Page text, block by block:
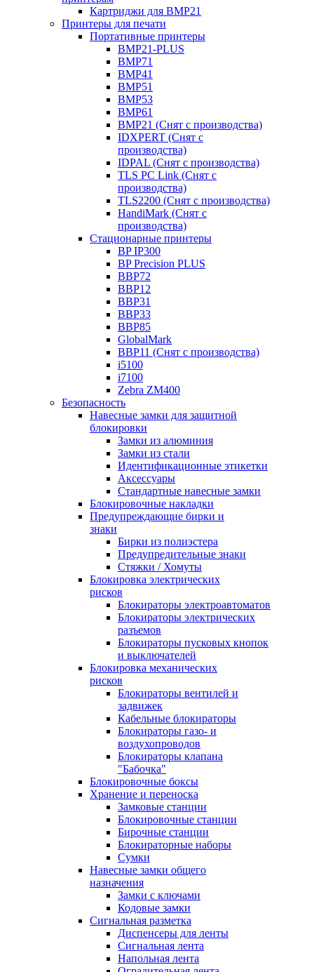
Картриджи для BMP21
Принтеры для печати
Портативные принтеры
BMP21-PLUS
BMP71
BMP41
BMP51
BMP53
BMP61
BMP21 (Снят с производства)
IDXPERT (Снят с
производства)
IDPAL (Снят с производства)
TLS PC Link (Снят с
производства)
TLS2200 (Снят с производства)
HandiMark (Снят с
производства)
Стационарные принтеры
BP IP300
BP Precision PLUS
BBP72
BBP12
BBP31
BBP33
BBP85
GlobalMark
BBP11 (Снят с производства)
i5100
i7100
Zebra ZM400
Безопасность
Навесные замки для защитной
блокировки
Замки из алюминия
Замки из стали
Идентификационные этикетки
Аксессуары
Стандартные навесные замки
Блокировочные накладки
Предупреждающие бирки и
знаки
Бирки из полиэстера
Предупредительные знаки
Стяжки / Хомуты
Блокировка электрических
рисков
Блокираторы электроавтоматов
Блокираторы электрических
разъемов
Блокираторы пусковых кнопок
и выключателей
Блокировка механических
рисков
Блокираторы вентилей и
задвижек
Кабельные блокираторы
Блокираторы газо- и
воздухопроводов
Блокираторы клапана
"Бабочка"
Блокировочные боксы
Хранение и переноска
Замковые станции
Блокировочные станции
Бирочные станции
Блокираторные наборы
Сумки
Навесные замки общего
назначения
Замки с ключами
Кодовые замки
Сигнальная разметка
Диспенсеры для ленты
Сигнальная лента
Напольная лента